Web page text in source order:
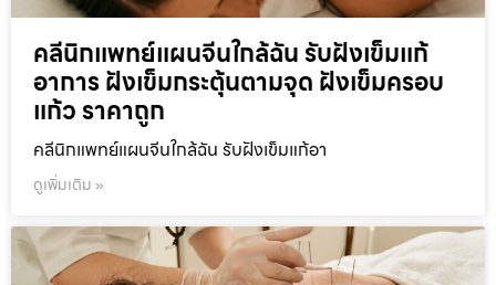
คลีนิกแพทย์แผนจีนใกล้ฉัน รับฝังเข็มแก้
อาการ ฝังเข็มกระตุ้นตามจุด ฝังเข็มครอบ
แก้ว ราคาถูก
คลีนิกแพทย์แผนจีนใกล้ฉัน รับฝังเข็มแก้อา
ดูเพิ่มเติม »